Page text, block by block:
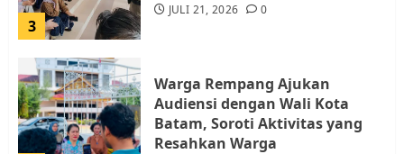
3
JULI 21, 2026 0
Warga Rempang Ajukan
Audiensi dengan Wali Kota
Batam, Soroti Aktivitas yang
Resahkan Warga